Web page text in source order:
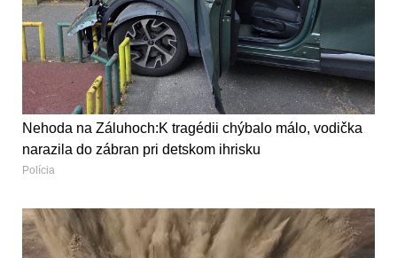
Nehoda na Záluhoch:K tragédii chýbalo málo, vodička
narazila do zábran pri detskom ihrisku
Polícia